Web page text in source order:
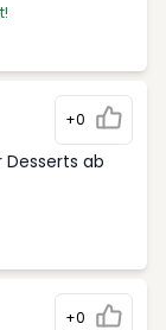
+0
Desserts ab
+0